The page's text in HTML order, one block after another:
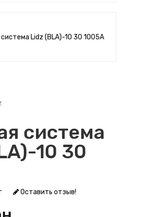
система
10 30
Оставить отзыв!